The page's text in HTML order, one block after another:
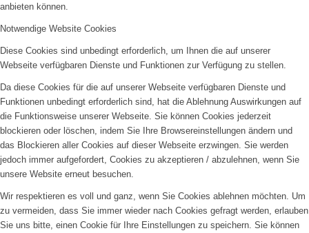
anbieten können.
Notwendige Website Cookies
Diese Cookies sind unbedingt erforderlich, um Ihnen die auf unserer
Webseite verfügbaren Dienste und Funktionen zur Verfügung zu stellen.
Da diese Cookies für die auf unserer Webseite verfügbaren Dienste und
Funktionen unbedingt erforderlich sind, hat die Ablehnung Auswirkungen auf
die Funktionsweise unserer Webseite. Sie können Cookies jederzeit
blockieren oder löschen, indem Sie Ihre Browsereinstellungen ändern und
das Blockieren aller Cookies auf dieser Webseite erzwingen. Sie werden
jedoch immer aufgefordert, Cookies zu akzeptieren / abzulehnen, wenn Sie
unsere Website erneut besuchen.
Wir respektieren es voll und ganz, wenn Sie Cookies ablehnen möchten. Um
zu vermeiden, dass Sie immer wieder nach Cookies gefragt werden, erlauben
Sie uns bitte, einen Cookie für Ihre Einstellungen zu speichern. Sie können